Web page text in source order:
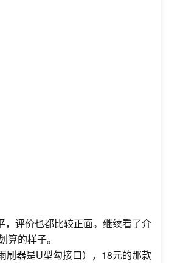
评价也都比较正面。继续看了介
的样子。
刷器是U型勾接口），18元的那款